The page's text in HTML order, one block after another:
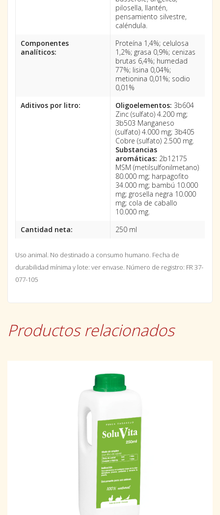
pilosella, llantén,
pensamiento silvestre,
caléndula.
Componentes
analíticos:
Proteína 1,4%; celulosa
1,2%; grasa 0,9%; cenizas
brutas 6,4%; humedad
77%; lisina 0,04%;
metionina 0,01%; sodio
0,01%
Aditivos por litro:
Oligoelementos: 3b604
Zinc (sulfato) 4.200 mg;
3b503 Manganeso
(sulfato) 4.000 mg; 3b405
Cobre (sulfato) 2.500 mg.
Substancias
aromáticas: 2b12175
MSM (metilsulfonilmetano)
80.000 mg; harpagofito
34.000 mg; bambú 10.000
mg; grosella negra 10.000
mg; cola de caballo
10.000 mg.
Cantidad neta:
250 ml
Uso animal. No destinado a consumo humano. Fecha de
durabilidad mínima y lote: ver envase. Número de registro: FR 37-
077-105
Productos relacionados